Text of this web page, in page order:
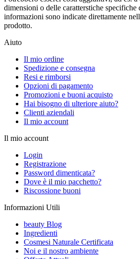
dimensioni o delle caratterstiche specifiche
informazioni sono indicate direttamente
prodotto.
Aiuto
Il mio ordine
Spedizione e consegna
Resi e rimborsi
Opzioni di pagamento
Promozioni e buoni acquisto
Hai bisogno di ulteriore aiuto?
Clienti aziendali
Il mio account
Il mio account
Login
Registrazione
Password dimenticata?
Dove è il mio pacchetto?
Riscossione buoni
Informazioni Utili
beauty Blog
Ingredienti
Cosmesi Naturale Certificata
Noi e il nostro ambiente